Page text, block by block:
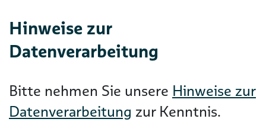
Hinweise zur
Datenverarbeitung
Bitte nehmen Sie unsere Hinweise zur
Datenverarbeitung zur Kenntnis.